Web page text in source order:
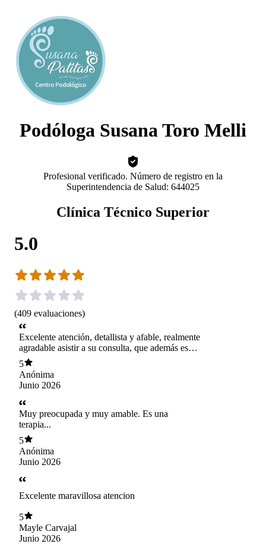
Podóloga Susana Toro Melli
Profesional verificado. Número de registro en la
Superintendencia de Salud: 644025
Clínica Técnico Superior
5.0
(409 evaluaciones)
Excelente atención, detallista y afable, realmente
agradable asistir a su consulta, que además es
muy cómoda.
5
Anónima
Junio 2026
Muy preocupada y muy amable. Es una
terapia...
5
Anónima
Junio 2026
Excelente maravillosa atencion
5
Mayle Carvajal
Junio 2026